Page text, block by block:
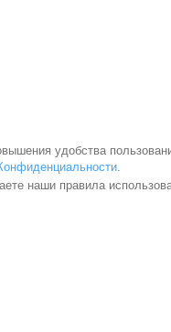
удобства
.
наши правила